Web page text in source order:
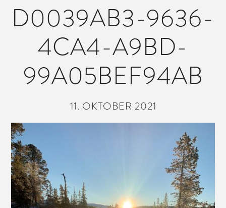
D0039AB3-9636-
4CA4-A9BD-
99A05BEF94AB
11. OKTOBER 2021